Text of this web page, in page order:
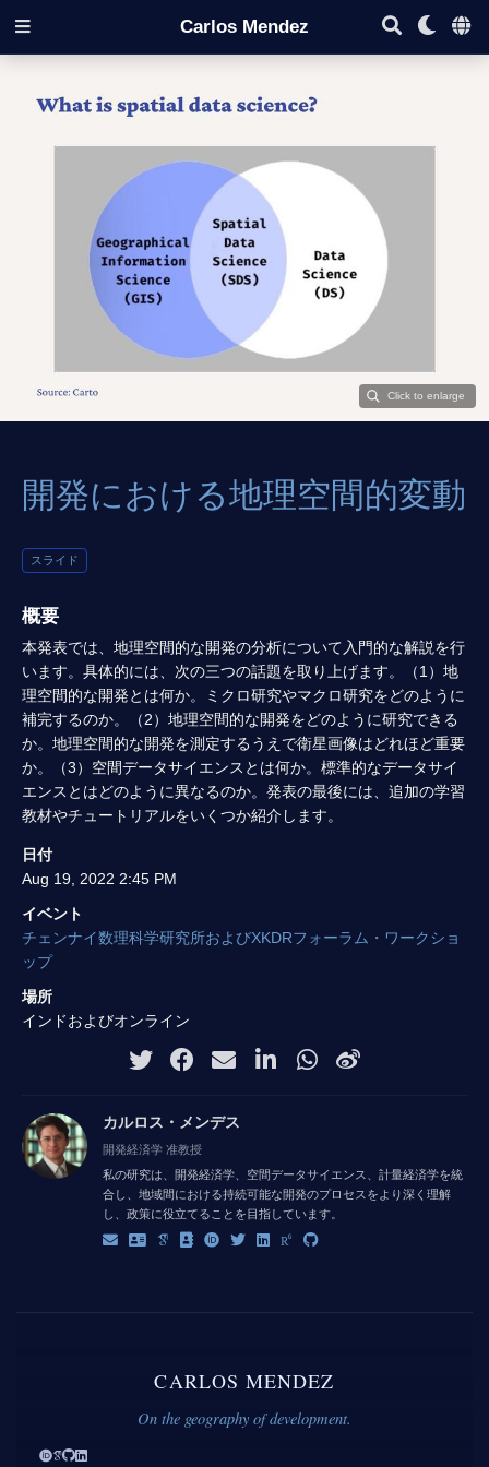
Carlos Mendez
開発における地理空間的変動
スライド
概要
本発表では、地理空間的な開発の分析について入門的な解説を行
います。具体的には、次の三つの話題を取り上げます。（1）地
理空間的な開発とは何か。ミクロ研究やマクロ研究をどのように
補完するのか。（2）地理空間的な開発をどのように研究できる
か。地理空間的な開発を測定するうえで衛星画像はどれほど重要
か。（3）空間データサイエンスとは何か。標準的なデータサイ
エンスとはどのように異なるのか。発表の最後には、追加の学習
教材やチュートリアルをいくつか紹介します。
日付
Aug 19, 2022 2:45 PM
イベント
チェンナイ数理科学研究所およびXKDRフォーラム・ワークショ
ップ
場所
インドおよびオンライン
カルロス・メンデス
開発経済学 准教授
私の研究は、開発経済学、空間データサイエンス、計量経済学を統
合し、地域間における持続可能な開発のプロセスをより深く理解
し、政策に役立てることを目指しています。
CARLOS MENDEZ
On the geography of development.